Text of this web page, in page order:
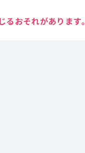
おそれがあります。